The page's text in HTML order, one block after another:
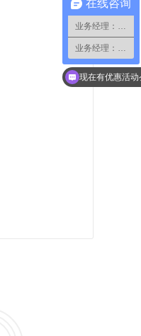
在线咨询
业务经理：小蔡
业务经理：小郑
可以介绍下你
现在有优惠活动